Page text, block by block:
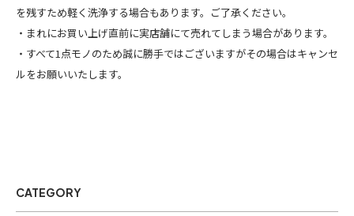
を残すため軽く洗浄する場合もあります。ご了承ください。
・まれにお買い上げ直前に実店舗にて売れてしまう場合があります。
・すべて1点モノのため誠に勝手ではございますがその場合はキャンセ
ルをお願いいたします。
CATEGORY